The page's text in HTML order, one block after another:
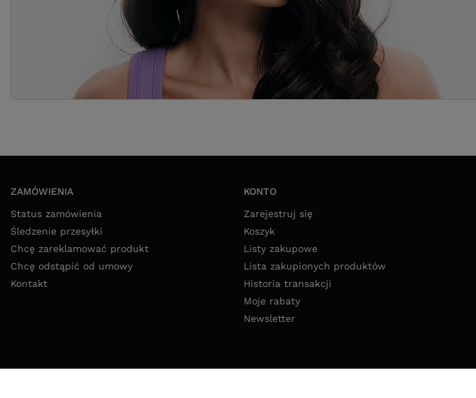
ZAMÓWIENIA
Status zamówienia
Śledzenie przesyłki
Chcę zareklamować produkt
Chcę odstąpić od umowy
Kontakt
KONTO
Zarejestruj się
Koszyk
Listy zakupowe
Lista zakupionych produktów
Historia transakcji
Moje rabaty
Newsletter